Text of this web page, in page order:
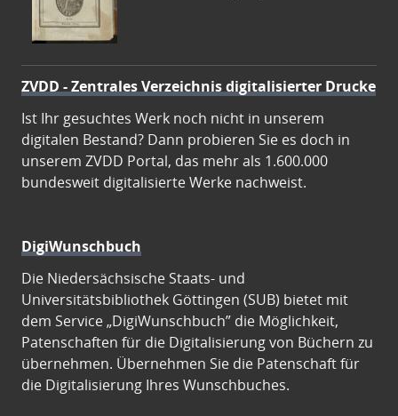
ZVDD - Zentrales Verzeichnis digitalisierter Drucke
Ist Ihr gesuchtes Werk noch nicht in unserem
digitalen Bestand? Dann probieren Sie es doch in
unserem ZVDD Portal, das mehr als 1.600.000
bundesweit digitalisierte Werke nachweist.
DigiWunschbuch
Die Niedersächsische Staats- und
Universitätsbibliothek Göttingen (SUB) bietet mit
dem Service „DigiWunschbuch” die Möglichkeit,
Patenschaften für die Digitalisierung von Büchern zu
übernehmen. Übernehmen Sie die Patenschaft für
die Digitalisierung Ihres Wunschbuches.